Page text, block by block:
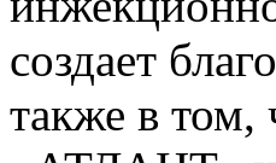
создает
также в том,